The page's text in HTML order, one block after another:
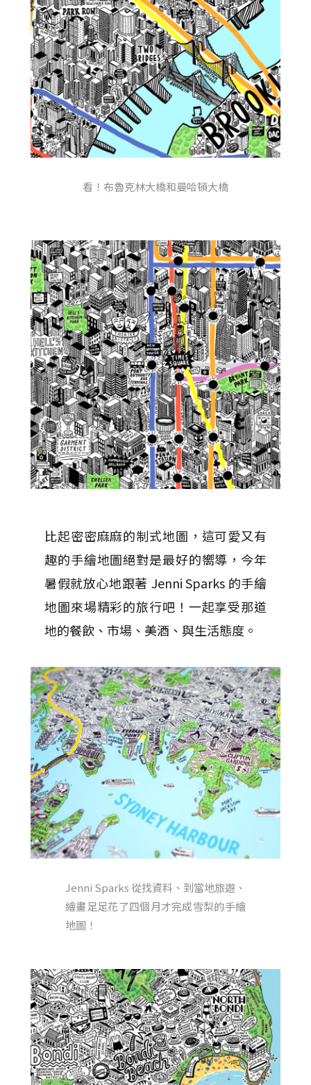
看！布魯克林大橋和曼哈頓大橋
比起密密麻麻的制式地圖，這可愛又有
趣的手繪地圖絕對是最好的嚮導，今年
暑假就放心地跟著 Jenni Sparks 的手繪
地圖來場精彩的旅行吧！一起享受那道
地的餐飲、市場、美酒、與生活態度。
Jenni Sparks 從找資料、到當地旅遊、
繪畫足足花了四個月才完成雪梨的手繪
地圖！